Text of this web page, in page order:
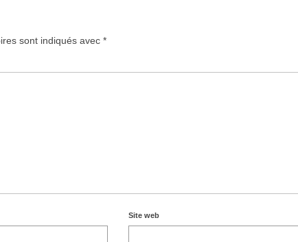
sont indiqués avec *
Site web